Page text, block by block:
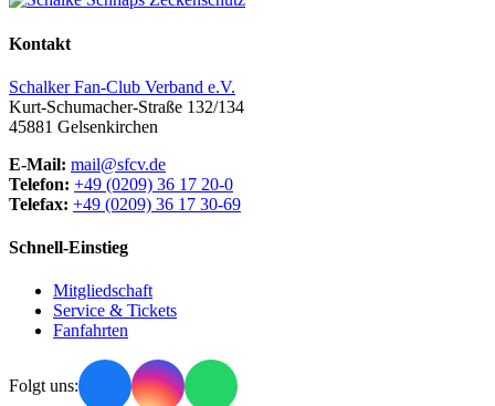
Kontakt
Schalker Fan-Club Verband e.V.
Kurt-Schumacher-Straße 132/134
45881 Gelsenkirchen
E-Mail: mail@sfcv.de
Telefon: +49 (0209) 36 17 20-0
Telefax: +49 (0209) 36 17 30-69
Schnell-Einstieg
Mitgliedschaft
Service & Tickets
Fanfahrten
Folgt uns: